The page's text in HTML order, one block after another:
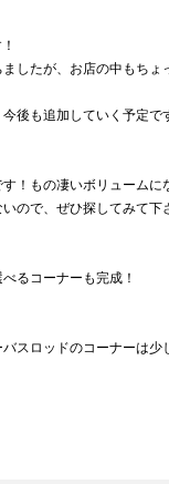
したが、お店の中もちょ
後も追加していく予定で
！もの凄いボリュームに
ので、ぜひ探してみて下
るコーナーも完成！
スロッドのコーナーは少